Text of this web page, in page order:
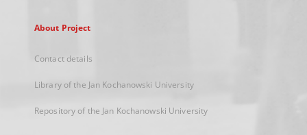
About Project
Contact details
Library of the Jan Kochanowski University
Repository of the Jan Kochanowski University